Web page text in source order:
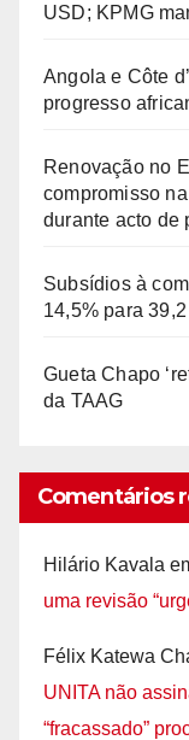
USD; KPMG
Angola e Côte
progresso
Renovação no
compromisso
durante acto de
Subsídios à
14,5% para
Gueta Chapo
da TAAG
Comentários
Hilário Kavala
uma revisão
Félix Katewa
UNITA não
“fracassado”